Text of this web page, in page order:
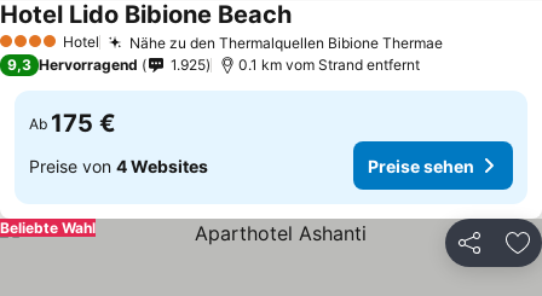
4 Sterne Hotel Nähe zu den Thermalquellen Bibione Thermae
Hotel Lido Bibione Beach
9,3 Hervorragend 1.925 0.1 km vom Strand entfernt
Ab 175 €
Preise von 4 Websites Preise sehen
Teilen
Beliebte Wahl